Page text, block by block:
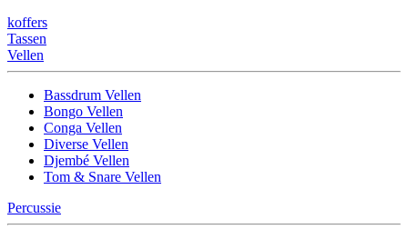
koffers
Tassen
Vellen
Bassdrum Vellen
Bongo Vellen
Conga Vellen
Diverse Vellen
Djembé Vellen
Tom & Snare Vellen
Percussie